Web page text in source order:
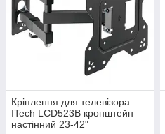
Кріплення для телевізора
ITech LCD523B кронштейн
настінний 23-42"